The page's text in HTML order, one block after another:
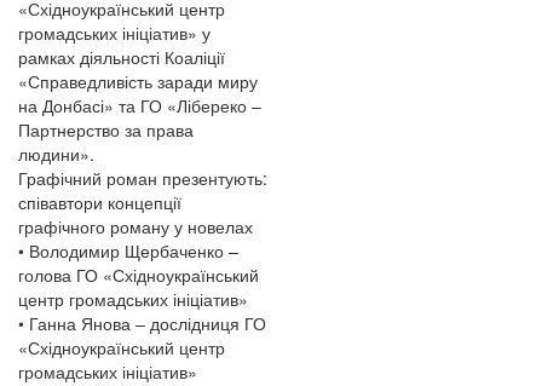
«Східноукраїнський центр
громадських ініціатив» у
рамках діяльності Коаліції
«Справедливість заради миру
на Донбасі» та ГО «Лібереко –
Партнерство за права
людини».
Графічний роман презентують:
співавтори концепції
графічного роману у новелах
• Володимир Щербаченко –
голова ГО «Східноукраїнський
центр громадських ініціатив»
• Ганна Янова – дослідниця ГО
«Східноукраїнський центр
громадських ініціатив»